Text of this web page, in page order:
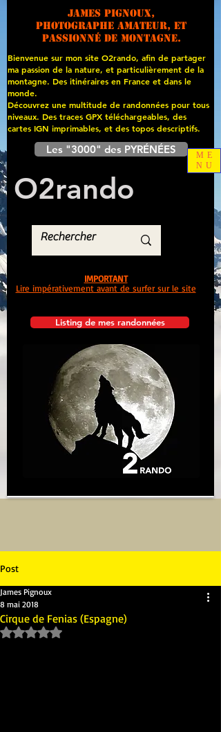
James PIGNOUX,
photographe amateur, et
passionné de montagne.
Bienvenue sur mon site O2rando, afin de partager
ma passion de la nature, et particulièrement de la
montagne. Des itinéraires en France et dans le
monde.
Découvrez une multitude de randonnées pour tous
niveaux. Des traces GPX téléchargeables, des
cartes IGN imprimables, et des topos descriptifs.
Les "3000" des PYRÉNÉES
O2rando
Listing de mes randonnées
IMPORTANT
Lire impérativement avant de surfer sur le site
ME
NU
Post
Cirque de Fenias (Espagne)
James Pignoux
8 mai 2018
Noté NaN étoiles sur 5.